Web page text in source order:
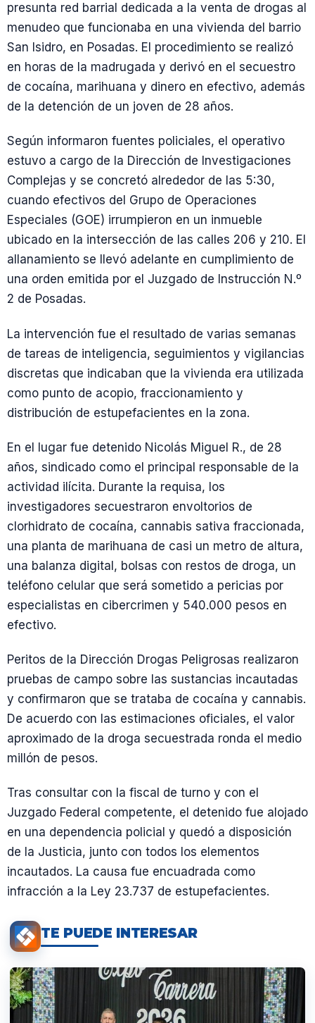
presunta red barrial dedicada a la venta de drogas al
menudeo que funcionaba en una vivienda del barrio
San Isidro, en Posadas. El procedimiento se realizó
en horas de la madrugada y derivó en el secuestro
de cocaína, marihuana y dinero en efectivo, además
de la detención de un joven de 28 años.
Según informaron fuentes policiales, el operativo
estuvo a cargo de la Dirección de Investigaciones
Complejas y se concretó alrededor de las 5:30,
cuando efectivos del Grupo de Operaciones
Especiales (GOE) irrumpieron en un inmueble
ubicado en la intersección de las calles 206 y 210. El
allanamiento se llevó adelante en cumplimiento de
una orden emitida por el Juzgado de Instrucción N.º
2 de Posadas.
La intervención fue el resultado de varias semanas
de tareas de inteligencia, seguimientos y vigilancias
discretas que indicaban que la vivienda era utilizada
como punto de acopio, fraccionamiento y
distribución de estupefacientes en la zona.
En el lugar fue detenido Nicolás Miguel R., de 28
años, sindicado como el principal responsable de la
actividad ilícita. Durante la requisa, los
investigadores secuestraron envoltorios de
clorhidrato de cocaína, cannabis sativa fraccionada,
una planta de marihuana de casi un metro de altura,
una balanza digital, bolsas con restos de droga, un
teléfono celular que será sometido a pericias por
especialistas en cibercrimen y 540.000 pesos en
efectivo.
Peritos de la Dirección Drogas Peligrosas realizaron
pruebas de campo sobre las sustancias incautadas
y confirmaron que se trataba de cocaína y cannabis.
De acuerdo con las estimaciones oficiales, el valor
aproximado de la droga secuestrada ronda el medio
millón de pesos.
Tras consultar con la fiscal de turno y con el
Juzgado Federal competente, el detenido fue alojado
en una dependencia policial y quedó a disposición
de la Justicia, junto con todos los elementos
incautados. La causa fue encuadrada como
infracción a la Ley 23.737 de estupefacientes.
TE PUEDE INTERESAR